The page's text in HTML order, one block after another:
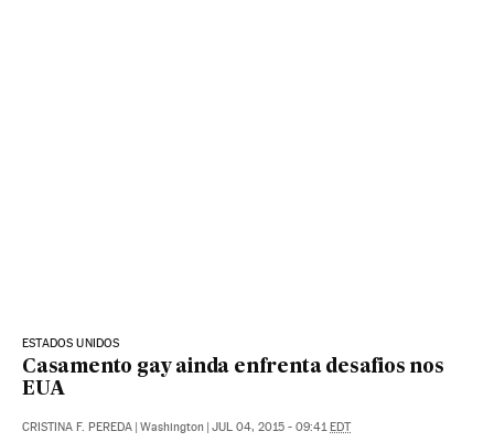
ESTADOS UNIDOS
Casamento gay ainda enfrenta desafios nos
EUA
CRISTINA F. PEREDA | Washington | JUL 04, 2015 - 09:41EDT